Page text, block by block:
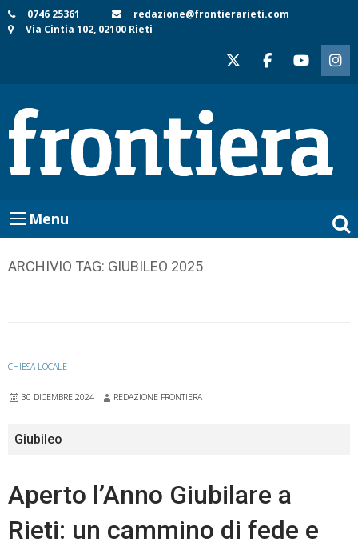
Skip
to
0746 25361
redazione@frontierarieti.com
Via Cintia 102, 02100 Rieti
Menu
ARCHIVIO TAG: GIUBILEO 2025
CHIESA LOCALE
30 DICEMBRE 2024 REDAZIONE FRONTIERA
Giubileo
Aperto l’Anno Giubilare a
Rieti: un cammino di fede e